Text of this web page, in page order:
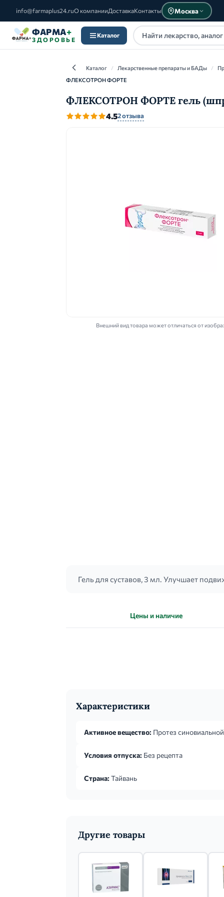
info@farmaplus24.ruО компанииДоставкаКонтакты Москва
ФАРМА+
ЗДОРОВЬЕ
Каталог
Каталог / Лекарственные препараты и БАДы /
ФЛЕКСОТРОН ФОРТЕ
ФЛЕКСОТРОН ФОРТЕ гель
4.52 отзыва
Внешний вид товара может отличаться от
Гель для суставов, 3 мл. Улучшает
Цены и наличие
Характеристики
Активное вещество: Протез
Условия отпуска: Без рецепта
Страна: Тайвань
Другие товары